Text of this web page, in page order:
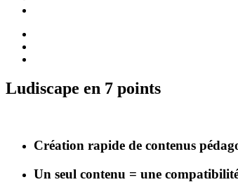
Ludiscape en 7 points
Création rapide de contenus
Un seul contenu = une